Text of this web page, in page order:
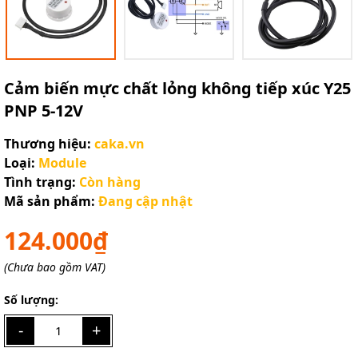
Cảm biến mực chất lỏng không tiếp xúc Y25
PNP 5-12V
Thương hiệu: caka.vn
Loại: Module
Tình trạng: Còn hàng
Mã sản phẩm: Đang cập nhật
124.000₫
(Chưa bao gồm VAT)
Số lượng:
- +